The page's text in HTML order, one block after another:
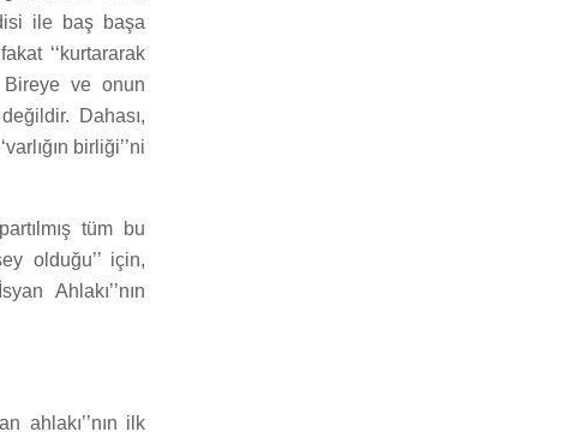
ile baş başa
‘‘kurtararak
Bireye ve onun
Dahası,
birliği’’ni
tüm bu
olduğu’’ için,
Ahlakı’’nın
ahlakı’’nın ilk